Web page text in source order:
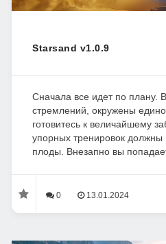
Starsand v1.0.9
Сначала все идет по плану.
стремлений, окружены
готовитесь к величайшему
упорных тренировок должны
плоды. Внезапно вы
0 13.01.2024